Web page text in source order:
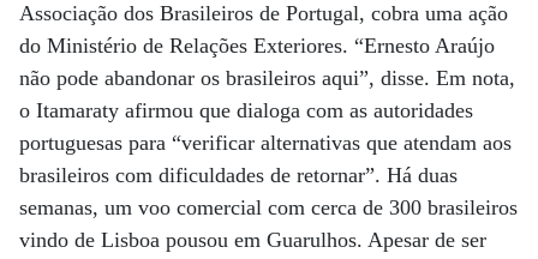
Associação dos Brasileiros de Portugal, cobra uma ação
do Ministério de Relações Exteriores. “Ernesto Araújo
não pode abandonar os brasileiros aqui”, disse. Em nota,
o Itamaraty afirmou que dialoga com as autoridades
portuguesas para “verificar alternativas que atendam aos
brasileiros com dificuldades de retornar”. Há duas
semanas, um voo comercial com cerca de 300 brasileiros
vindo de Lisboa pousou em Guarulhos. Apesar de ser